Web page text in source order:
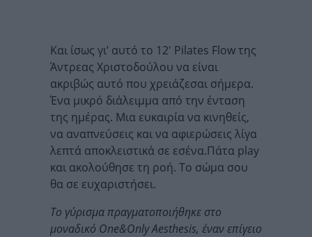
Και ίσως γι’ αυτό το 12′ Pilates Flow της
Άντρεας Χριστοδούλου να είναι
ακριβώς αυτό που χρειάζεσαι σήμερα.
Ένα μικρό διάλειμμα από την ένταση
της ημέρας. Μια ευκαιρία να κινηθείς,
να αναπνεύσεις και να αφιερώσεις λίγα
λεπτά αποκλειστικά σε εσένα.Πάτα play
και ακολούθησε τη ροή. Το σώμα σου
θα σε ευχαριστήσει.
Το γύρισμα πραγματοποιήθηκε στο
μοναδικό One&Only Aesthesis, έναν επίγειο